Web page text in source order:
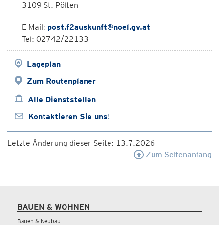
3109 St. Pölten
E-Mail: post.f2auskunft@noel.gv.at
Tel: 02742/22133
Lageplan
Zum Routenplaner
Alle Dienststellen
Kontaktieren Sie uns!
Letzte Änderung dieser Seite: 13.7.2026
Zum Seitenanfang
BAUEN & WOHNEN
Bauen & Neubau